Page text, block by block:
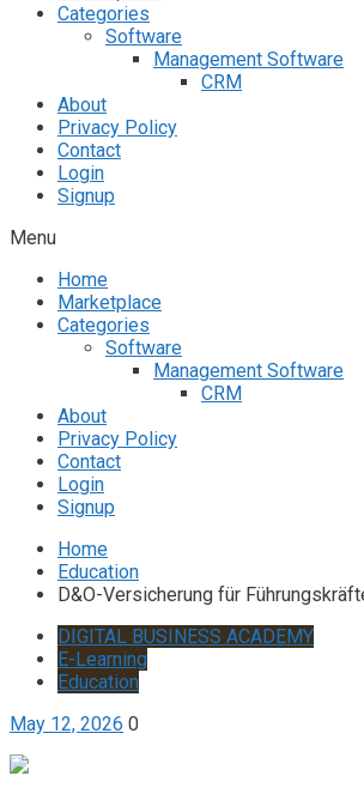
Categories
Software
Management Software
CRM
About
Privacy Policy
Contact
Login
Signup
Menu
Home
Marketplace
Categories
Software
Management Software
CRM
About
Privacy Policy
Contact
Login
Signup
Home
Education
D&O-Versicherung für
DIGITAL BUSINESS ACADEMY
E-Learning
Education
May 12, 2026 0